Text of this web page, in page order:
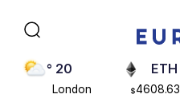
ADA
0.868816
ETH
$4608.63
20 °
London